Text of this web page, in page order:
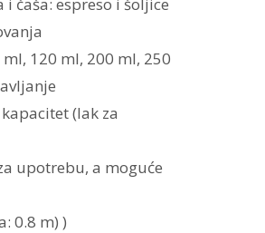
120 ml, 200 ml, 250
(lak za
upotrebu, a moguće
0.8 m) )